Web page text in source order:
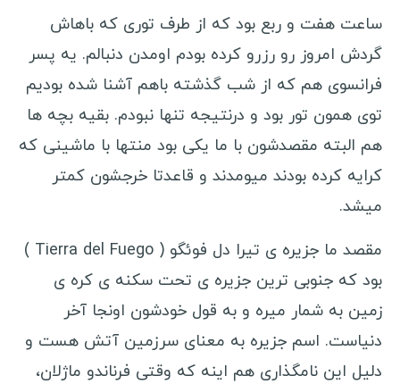
ساعت هفت و ربع بود که از طرف توری که باهاش
گردش امروز رو رزرو کرده بودم اومدن دنبالم. یه پسر
فرانسوی هم که از شب گذشته باهم آشنا شده بودیم
توی همون تور بود و درنتیجه تنها نبودم. بقیه بچه ها
هم البته مقصدشون با ما یکی بود منتها با ماشینی که
کرایه کرده بودند میومدند و قاعدتا خرجشون کمتر
میشد.
مقصد ما جزیره ی تیرا دل فوئگو ( Tierra del Fuego )
بود که جنوبی ترین جزیره ی تحت سکنه ی کره ی
زمین به شمار میره و به قول خودشون اونجا آخر
دنیاست. اسم جزیره به معنای سرزمین آتش هست و
دلیل این نامگذاری هم اینه که وقتی فرناندو ماژلان،